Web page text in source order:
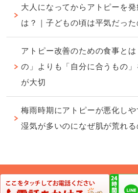
大人になってからアトピーを発
は？｜子どもの頃は平気だった
アトピー改善のための食事とは
の」よりも「自分に合うもの」
が大切
梅雨時期にアトピーが悪化しや
湿気が多いのになぜ肌が荒れる